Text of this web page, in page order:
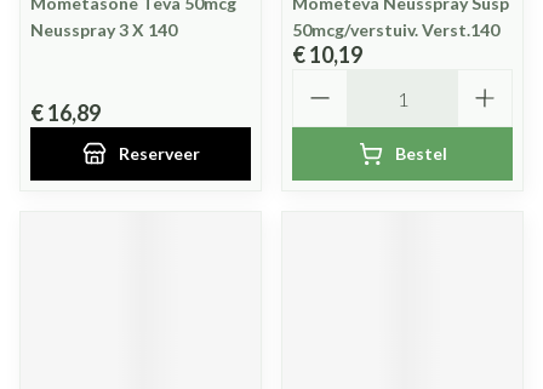
Neusspray 3 X 140
€ 16,89
Reserveer
50mcg/verstuiv. Verst.140
€ 10,19
Bestel